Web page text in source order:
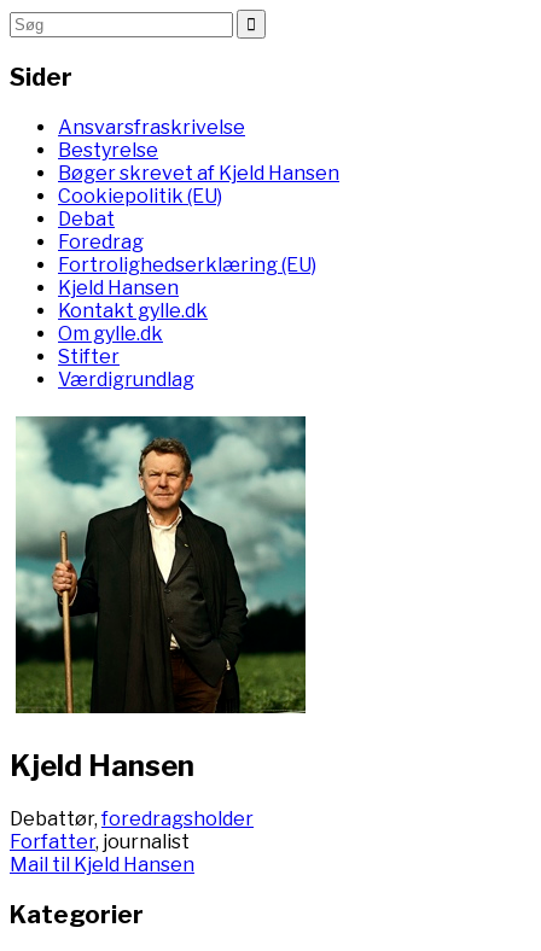
Sider
Ansvarsfraskrivelse
Bestyrelse
Bøger skrevet af Kjeld Hansen
Cookiepolitik (EU)
Debat
Foredrag
Fortrolighedserklæring (EU)
Kjeld Hansen
Kontakt gylle.dk
Om gylle.dk
Stifter
Værdigrundlag
Kjeld Hansen
Debattør,foredragsholder
Forfatter, journalist
Mail til Kjeld Hansen
Kategorier